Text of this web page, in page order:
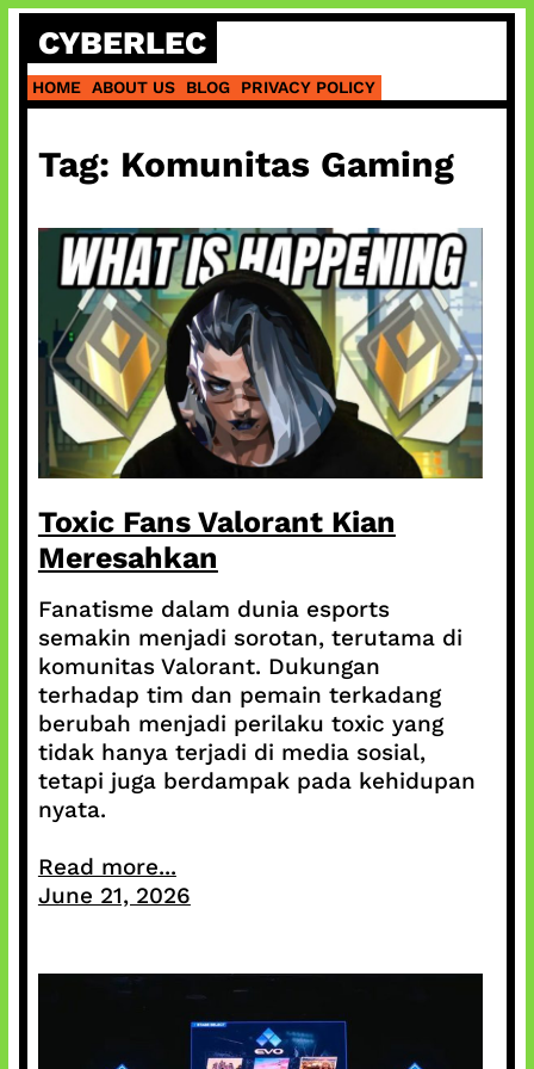
Skip
content
CYBERLEC
HOME ABOUT US BLOG PRIVACY POLICY
Tag: Komunitas Gaming
Toxic Fans Valorant Kian
Meresahkan
Fanatisme dalam dunia esports
semakin menjadi sorotan, terutama di
komunitas Valorant. Dukungan
terhadap tim dan pemain terkadang
berubah menjadi perilaku toxic yang
tidak hanya terjadi di media sosial,
tetapi juga berdampak pada kehidupan
nyata.
Read more...
June 21, 2026